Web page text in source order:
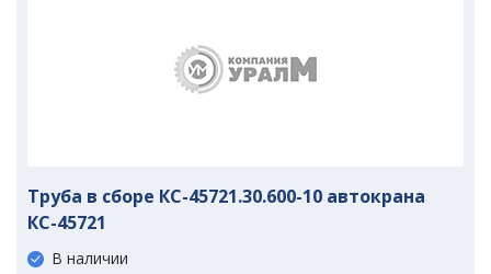
Труба в сборе КС-45721.30.600-10 автокрана
КС-45721
В наличии